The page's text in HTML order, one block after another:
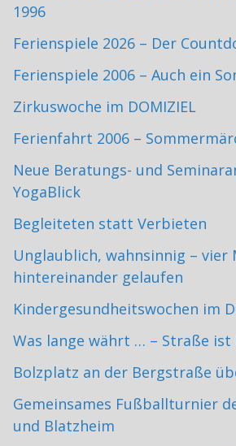
1996
Ferienspiele 2026 – Der
Ferienspiele 2006 – Auch ein
Zirkuswoche im DOMIZIEL
Ferienfahrt 2006 –
Neue Beratungs- und
YogaBlick
Begleiteten statt Verbieten
Unglaublich, wahnsinnig – vier
hintereinander gelaufen
Kindergesundheitswochen im
Was lange währt … – Straße
Bolzplatz an der Bergstraße
Gemeinsames Fußballturnier
und Blatzheim